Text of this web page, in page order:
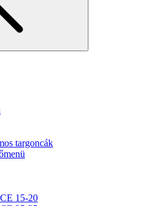
targoncák
15-20